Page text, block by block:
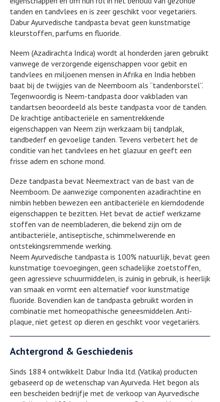
tanden en tandvlees en is zeer geschikt voor vegetariërs.
Dabur Ayurvedische tandpasta bevat geen kunstmatige
kleurstoffen, parfums en fluoride.
Neem (Azadirachta Indica) wordt al honderden jaren gebruikt
vanwege de verzorgende eigenschappen voor gebit en
tandvlees en miljoenen mensen in Afrika en India hebben
baat bij de twijgjes van de Neemboom als “tandenborstel”.
Tegenwoordig is Neem-tandpasta door vakbladen van
tandartsen beoordeeld als beste tandpasta voor de tanden.
De krachtige antibacteriële en samentrekkende
eigenschappen van Neem zijn werkzaam bij tandplak,
tandbederf en gevoelige tanden. Tevens verbetert het de
conditie van het tandvlees en het glazuur en geeft een
frisse adem en schone mond.
Deze tandpasta bevat Neemextract van de bast van de
Neemboom. De aanwezige componenten azadirachtine en
nimbin hebben bewezen een antibacteriële en kiemdodende
eigenschappen te bezitten. Het bevat de actief werkzame
stoffen van de neembladeren, die bekend zijn om de
antibacteriële, antiseptische, schimmelwerende en
ontstekingsremmende werking.
Neem Ayurvedische tandpasta is 100% natuurlijk, bevat geen
kunstmatige toevoegingen, geen schadelijke zoetstoffen,
geen agressieve schuurmiddelen, is zuinig in gebruik, is heerlijk
van smaak en vormt een alternatief voor kunstmatige
fluoride. Bovendien kan de tandpasta gebruikt worden in
combinatie met homeopathische geneesmiddelen. Anti-
plaque, niet getest op dieren en geschikt voor vegetariërs.
Achtergrond & Geschiedenis
Sinds 1884 ontwikkelt Dabur India ltd. (Vatika) producten
gebaseerd op de wetenschap van Ayurveda. Het begon als
een bescheiden bedrijfje met de verkoop van Ayurvedische